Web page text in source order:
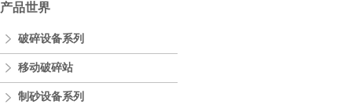
产品世界
破碎设备系列
移动破碎站
制砂设备系列